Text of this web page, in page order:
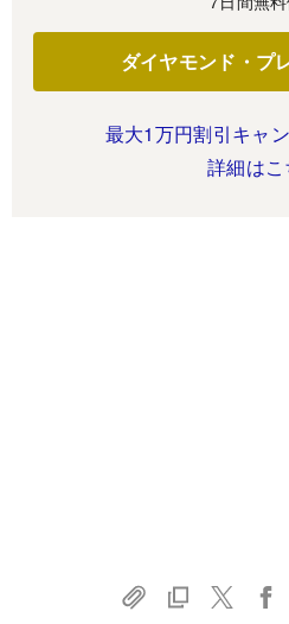
ダイヤモンド・プ
最大1万円割引キャ
詳細はこ